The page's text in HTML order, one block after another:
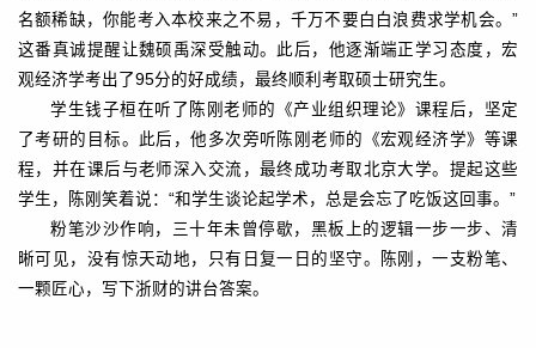
名额稀缺，你能考入本校来之不易，千万不要白白浪费求学机会。”
这番真诚提醒让魏硕禹深受触动。此后，他逐渐端正学习态度，宏
观经济学考出了95分的好成绩，最终顺利考取硕士研究生。
学生钱子桓在听了陈刚老师的《产业组织理论》课程后，坚定
了考研的目标。此后，他多次旁听陈刚老师的《宏观经济学》等课
程，并在课后与老师深入交流，最终成功考取北京大学。提起这些
学生，陈刚笑着说：“和学生谈论起学术，总是会忘了吃饭这回事。”
粉笔沙沙作响，三十年未曾停歇，黑板上的逻辑一步一步、清
晰可见，没有惊天动地，只有日复一日的坚守。陈刚，一支粉笔、
一颗匠心，写下浙财的讲台答案。